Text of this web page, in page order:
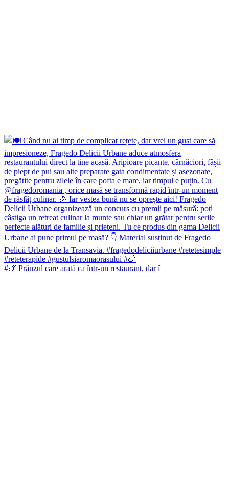
#🍗 Prânzul care arată ca într-un restaurant, dar î